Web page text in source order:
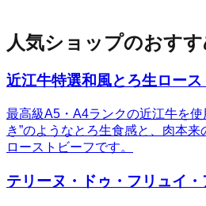
人気ショップのおす
近江牛特選和風とろ生ロース
最高級A5・A4ランクの近江牛を使
き”のようなとろ生食感と、肉本
ローストビーフです。
テリーヌ・ドゥ・フリュイ・